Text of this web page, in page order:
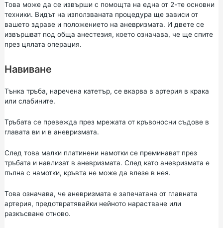
Това може да се извърши с помощта на една от 2-те основни
техники. Видът на използваната процедура ще зависи от
вашето здраве и положението на аневризмата. И двете се
извършват под обща анестезия, което означава, че ще спите
през цялата операция.
Навиване
Тънка тръба, наречена катетър, се вкарва в артерия в крака
или слабините.
Тръбата се превежда през мрежата от кръвоносни съдове в
главата ви и в аневризмата.
След това малки платинени намотки се преминават през
тръбата и навлизат в аневризмата. След като аневризмата е
пълна с намотки, кръвта не може да влезе в нея.
Това означава, че аневризмата е запечатана от главната
артерия, предотвратявайки нейното нарастване или
разкъсване отново.